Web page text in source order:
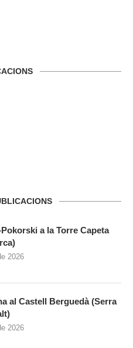
a la Torre Capeta
2026
al Castell Berguedà (Serra
2026